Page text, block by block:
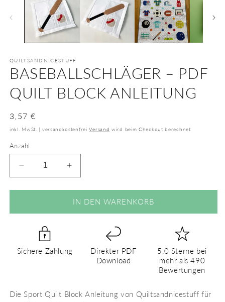
QUILTSANDNICESTUFF
BASEBALLSCHLÄGER – PDF
QUILT BLOCK ANLEITUNG
Normaler
Preis
3,57 €
inkl. MwSt. | versandkostenfreiVersand wird beim Checkout berechnet
Anzahl
Verringere
die
Menge
Baseballschläger
Quilt
Block
Erhöhe
die
Menge
für
Baseballschläger
Block
Anleitung
IN DEN WARENKORB
Sichere Zahlung
Direkter PDF
Download
5,0 Sterne bei
mehr als 490
Bewertungen
Die Sport Quilt Block Anleitung von Quiltsandnicestuff für